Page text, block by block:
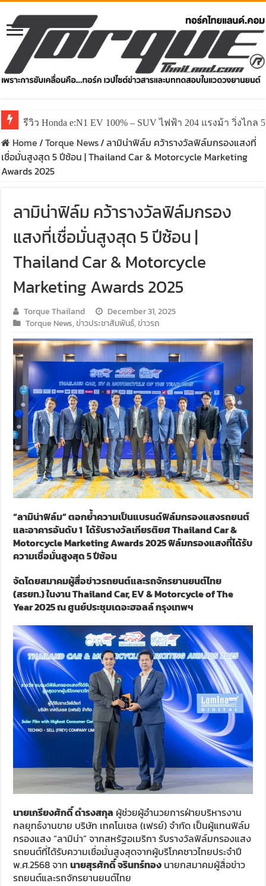
รีวิว Honda e:N1 EV 100% – SUV ไฟฟ้า 204 แรงม้า วิ่งไกล
Home/Torque News/ลามิน่าฟิล์ม คว้ารางวัลฟิล์มกรองแสงที่
เชื่อมั่นสูงสุด 5 ปีซ้อน | Thailand Car & Motorcycle Marketing
Awards 2025
ลามิน่าฟิล์ม คว้ารางวัลฟิล์มกรอง
แสงที่เชื่อมั่นสูงสุด 5 ปีซ้อน |
Thailand Car & Motorcycle
Marketing Awards 2025
Torque Thailand
December 31, 2025
Torque News,ข่าวประชาสัมพันธ์,ข่าวรถ
“ลามิน่าฟิล์ม” ตอกย้ำความเป็นแบรนด์ฟิล์มกรองแสงรถยนต์
และอาคารอันดับ1ได้รับรางวัลเกียรติยศThailand Car &
Motorcycle Marketing Awards 2025ฟิล์มกรองแสงที่ได้รับ
ความเชื่อมั่นสูงสุด5ปีซ้อน
จัดโดยสมาคมผู้สื่อข่าวรถยนต์และรถจักรยานยนต์ไทย
(สรยท.) ในงานThailand Car, EV & Motorcycle of The
Year 2025ณ ศูนย์ประชุมเดอะฮอลล์ กรุงเทพฯ
นายเกรียงศักดิ์ ดำรงสกุล ผู้ช่วยผู้อำนวยการฝ่ายบริหารงาน
กลยุทธ์งานขาย บริษัท เทคโนเซล (เฟรย์) จำกัด เป็นผู้แทนฟิล์ม
กรองแสง “ลามิน่า” จากสหรัฐอเมริกา รับรางวัลฟิล์มกรองแสง
รถยนต์ที่ได้รับความเชื่อมั่นสูงสุดจากผู้บริโภคชาวไทยประจำปี
พ.ศ.2568 จากนายสุรศักดิ์ จรินทร์ทอง นายกสมาคมผู้สื่อข่าว
รถยนต์และรถจักรยานยนต์ไทย